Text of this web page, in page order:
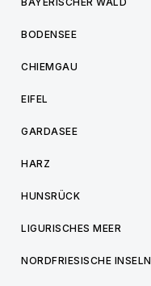
BODENSEE
CHIEMGAU
EIFEL
GARDASEE
HARZ
HUNSRÜCK
LIGURISCHES MEER
NORDFRIESISCHE INSELN